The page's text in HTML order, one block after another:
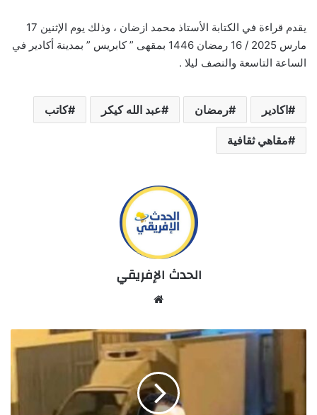
يقدم قراءة في الكتابة الأستاذ محمد ازضان ، وذلك يوم الإثنين 17
مارس 2025 / 16 رمضان 1446 بمقهى ” كابريس ” بمدينة أكادير في
الساعة التاسعة والنصف ليلا .
اكادير رمضان عبد الله كيكر كاتب
مقاهي ثقافية
الحدث الإفريقي
"جود"
تتسببان